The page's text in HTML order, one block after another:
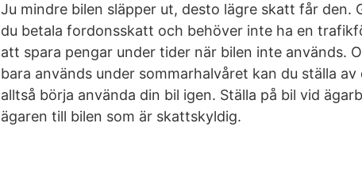
Ju mindre bilen släpper ut, desto lägre skatt får den.
du betala fordonsskatt och behöver inte ha en
att spara pengar under tider när bilen inte används.
bara används under sommarhalvåret kan du ställa
alltså börja använda din bil igen. Ställa på bil vid
ägaren till bilen som är skattskyldig.